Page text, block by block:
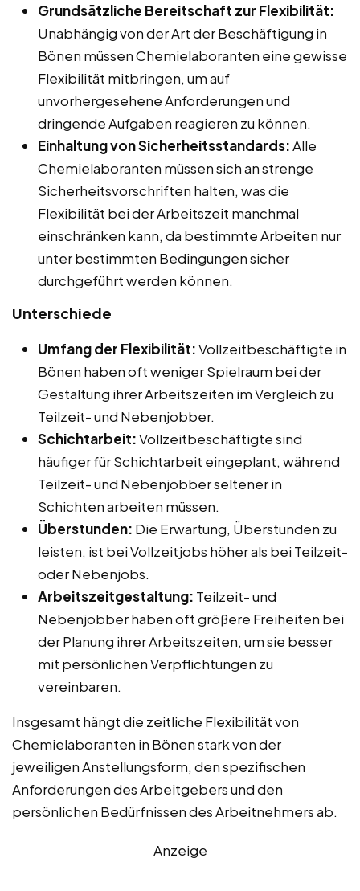
Grundsätzliche Bereitschaft zur Flexibilität:
Unabhängig von der Art der Beschäftigung in
Bönen müssen Chemielaboranten eine gewisse
Flexibilität mitbringen, um auf
unvorhergesehene Anforderungen und
dringende Aufgaben reagieren zu können.
Einhaltung von Sicherheitsstandards:Alle
Chemielaboranten müssen sich an strenge
Sicherheitsvorschriften halten, was die
Flexibilität bei der Arbeitszeit manchmal
einschränken kann, da bestimmte Arbeiten nur
unter bestimmten Bedingungen sicher
durchgeführt werden können.
Unterschiede
Umfang der Flexibilität:Vollzeitbeschäftigte in
Bönen haben oft weniger Spielraum bei der
Gestaltung ihrer Arbeitszeiten im Vergleich zu
Teilzeit- und Nebenjobber.
Schichtarbeit:Vollzeitbeschäftigte sind
häufiger für Schichtarbeit eingeplant, während
Teilzeit- und Nebenjobber seltener in
Schichten arbeiten müssen.
Überstunden: Die Erwartung, Überstunden zu
leisten, ist bei Vollzeitjobs höher als bei Teilzeit-
oder Nebenjobs.
Arbeitszeitgestaltung: Teilzeit- und
Nebenjobber haben oft größere Freiheiten bei
der Planung ihrer Arbeitszeiten, um sie besser
mit persönlichen Verpflichtungen zu
vereinbaren.
Insgesamt hängt die zeitliche Flexibilität von
Chemielaboranten in Bönen stark von der
jeweiligen Anstellungsform, den spezifischen
Anforderungen des Arbeitgebers und den
persönlichen Bedürfnissen des Arbeitnehmers ab.
Anzeige